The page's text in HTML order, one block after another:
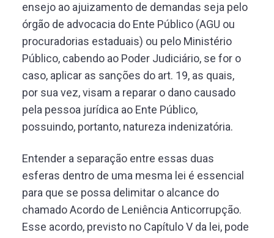
ensejo ao ajuizamento de demandas seja pelo
órgão de advocacia do Ente Público (AGU ou
procuradorias estaduais) ou pelo Ministério
Público, cabendo ao Poder Judiciário, se for o
caso, aplicar as sanções do art. 19, as quais,
por sua vez, visam a reparar o dano causado
pela pessoa jurídica ao Ente Público,
possuindo, portanto, natureza indenizatória.
Entender a separação entre essas duas
esferas dentro de uma mesma lei é essencial
para que se possa delimitar o alcance do
chamado Acordo de Leniência Anticorrupção.
Esse acordo, previsto no Capítulo V da lei, pode